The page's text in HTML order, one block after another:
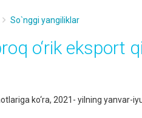
So`nggi yangiliklar
o‘rik eksport
ko‘ra, 2021- yilning yanvar-